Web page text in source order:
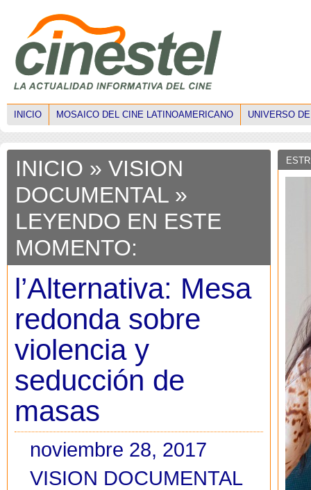
INICIO MOSAICO DEL CINE LATINOAMERICANO UNIVERSO
INICIO » VISION
DOCUMENTAL »
LEYENDO EN ESTE
MOMENTO:
l’Alternativa: Mesa
redonda sobre
violencia y
seducción de
masas
noviembre 28, 2017
VISION DOCUMENTAL